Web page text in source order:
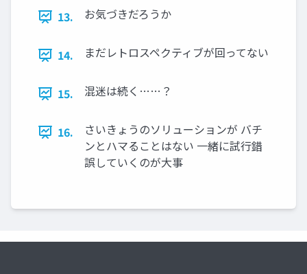
13. お気づきだろうか
14. まだレトロスペクティブが回ってない
15. 混迷は続く……？
16.
さいきょうのソリューションが バチ
ンとハマることはない 一緒に試行錯
誤していくのが大事